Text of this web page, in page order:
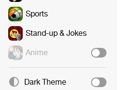
Sports
Stand-up & Jokes
Anime
Dark Theme